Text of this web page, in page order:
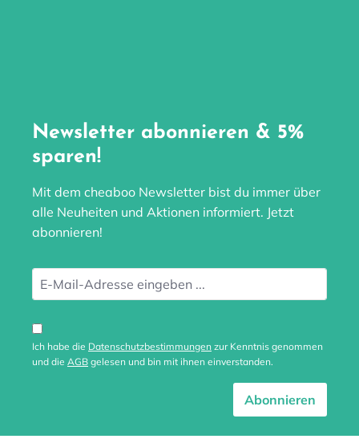
Newsletter abonnieren & 5%
sparen!
Mit dem cheaboo Newsletter bist du immer über
alle Neuheiten und Aktionen informiert. Jetzt
abonnieren!
Ich habe die Datenschutzbestimmungen zur Kenntnis genommen
und die AGB gelesen und bin mit ihnen einverstanden.
Abonnieren